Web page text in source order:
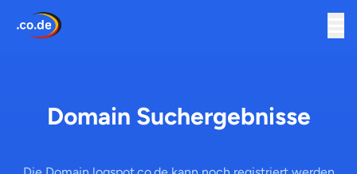
Domain Suchergebnisse